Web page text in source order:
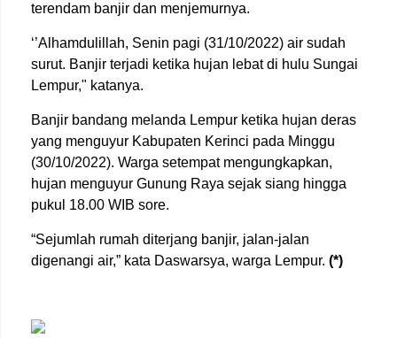
terendam banjir dan menjemurnya.
‘’Alhamdulillah, Senin pagi (31/10/2022) air sudah
surut. Banjir terjadi ketika hujan lebat di hulu Sungai
Lempur," katanya.
Banjir bandang melanda Lempur ketika hujan deras
yang menguyur Kabupaten Kerinci pada Minggu
(30/10/2022). Warga setempat mengungkapkan,
hujan menguyur Gunung Raya sejak siang hingga
pukul 18.00 WIB sore.
“Sejumlah rumah diterjang banjir, jalan-jalan
digenangi air,” kata Daswarsya, warga Lempur. (*)